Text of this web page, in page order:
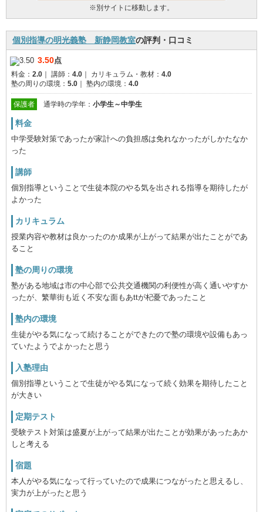
※別サイトに移動します。
個別指導の明光義塾 新静岡教室の評判・口コミ
3.50点
料金： 2.0 講師： 4.0 カリキュラム・教材： 4.0
塾の周りの環境： 5.0 塾内の環境： 4.0
保護者 通学時の学年： 小学生～中学生
料金
中学受験対策であったが家計への負担感は免れなかったがしかたなか
った
講師
個別指導ということで生徒本院のやる気を出される指導を期待したが
よかった
カリキュラム
授業内容や教材は良かったのか成果が上がって結果が出たことがであ
ること
塾の周りの環境
塾がある地域は市の中心部で公共交通機関の利便性が高く通いやすか
ったが、繁華街も近く不安な面もあttが杞憂であったこと
塾内の環境
生徒がやる気になって続けることができたので塾の環境や設備もあっ
ていたようでよかったと思う
入塾理由
個別指導ということで生徒がやる気になって続く効果を期待したこと
が大きい
定期テスト
受験テスト対策は盛夏が上がって結果が出たことが効果があったあか
しと考える
宿題
本人がやる気になって行っていたので成果につながったと思えるし、
実力が上がったと思う